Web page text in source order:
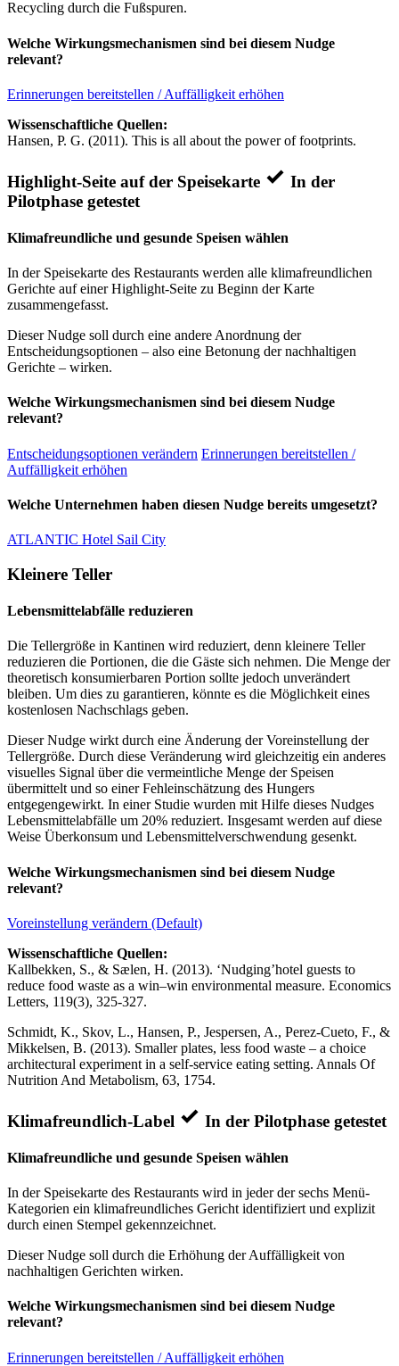
Recycling durch die Fußspuren.
Welche Wirkungsmechanismen sind bei diesem Nudge
relevant?
Erinnerungen bereitstellen / Auffälligkeit erhöhen
Wissenschaftliche Quellen:
Hansen, P. G. (2011). This is all about the power of footprints.
Highlight-Seite auf der Speisekarte
In der
Pilotphase getestet
Klimafreundliche und gesunde Speisen wählen
In der Speisekarte des Restaurants werden alle klimafreundlichen
Gerichte auf einer Highlight-Seite zu Beginn der Karte
zusammengefasst.
Dieser Nudge soll durch eine andere Anordnung der
Entscheidungsoptionen – also eine Betonung der nachhaltigen
Gerichte – wirken.
Welche Wirkungsmechanismen sind bei diesem Nudge
relevant?
Entscheidungsoptionen verändern Erinnerungen bereitstellen /
Auffälligkeit erhöhen
Welche Unternehmen haben diesen Nudge bereits umgesetzt?
ATLANTIC Hotel Sail City
Kleinere Teller
Lebensmittelabfälle reduzieren
Die Tellergröße in Kantinen wird reduziert, denn kleinere Teller
reduzieren die Portionen, die die Gäste sich nehmen. Die Menge der
theoretisch konsumierbaren Portion sollte jedoch unverändert
bleiben. Um dies zu garantieren, könnte es die Möglichkeit eines
kostenlosen Nachschlags geben.
Dieser Nudge wirkt durch eine Änderung der Voreinstellung der
Tellergröße. Durch diese Veränderung wird gleichzeitig ein anderes
visuelles Signal über die vermeintliche Menge der Speisen
übermittelt und so einer Fehleinschätzung des Hungers
entgegengewirkt. In einer Studie wurden mit Hilfe dieses Nudges
Lebensmittelabfälle um 20% reduziert. Insgesamt werden auf diese
Weise Überkonsum und Lebensmittelverschwendung gesenkt.
Welche Wirkungsmechanismen sind bei diesem Nudge
relevant?
Voreinstellung verändern (Default)
Wissenschaftliche Quellen:
Kallbekken, S., & Sælen, H. (2013). ‘Nudging’hotel guests to
reduce food waste as a win–win environmental measure. Economics
Letters, 119(3), 325-327.
Schmidt, K., Skov, L., Hansen, P., Jespersen, A., Perez-Cueto, F., &
Mikkelsen, B. (2013). Smaller plates, less food waste – a choice
architectural experiment in a self-service eating setting. Annals Of
Nutrition And Metabolism, 63, 1754.
Klimafreundlich-Label In der Pilotphase getestet
Klimafreundliche und gesunde Speisen wählen
In der Speisekarte des Restaurants wird in jeder der sechs Menü-
Kategorien ein klimafreundliches Gericht identifiziert und explizit
durch einen Stempel gekennzeichnet.
Dieser Nudge soll durch die Erhöhung der Auffälligkeit von
nachhaltigen Gerichten wirken.
Welche Wirkungsmechanismen sind bei diesem Nudge
relevant?
Erinnerungen bereitstellen / Auffälligkeit erhöhen